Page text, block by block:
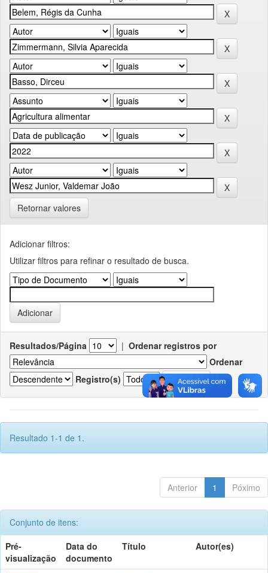
Retornar valores
Adicionar filtros:
Utilizar filtros para refinar o resultado de busca.
Resultados/Página | Ordenar registros por
Ordenar
Registro(s)
Resultado 1-1 de 1.
Anterior 1 Póximo
Conjunto de itens:
Pré-
visualização
Data do
documento
Título Autor(es)